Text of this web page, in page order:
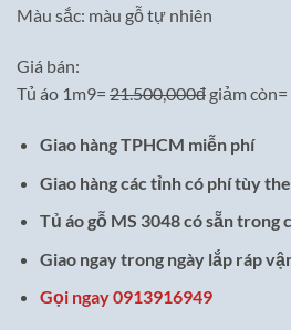
Màu sắc: màu gỗ tự nhiên
Giá bán:
Tủ áo 1m9= 21.500,000đ giảm
Giao hàng TPHCM miễn phí
Giao hàng các tỉnh có phí tùy
Tủ áo gỗ MS 3048 có sẵn trong
Giao ngay trong ngày lắp ráp
Gọi ngay 0913916949